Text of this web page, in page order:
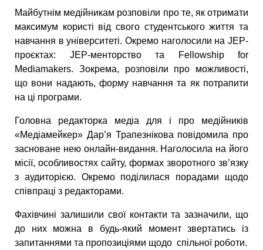
Майбутнім медійникам розповіли про те, як отримати
максимум користі від свого студентського життя та
навчання в університеті. Окремо наголосили на JEP-
проєктах: JEP-менторство та Fellowship for
Mediamakers. Зокрема, розповіли про можливості,
що вони надають, форму навчання та як потрапити
на ці програми.
Головна редакторка медіа для і про медійників
«Медіамейкер» Дар’я Трапезнікова повідомила про
засноване нею онлайн-видання. Наголосила на його
місії, особливостях сайту, формах зворотного зв’язку
з аудиторією. Окремо поділилася порадами щодо
співпраці з редакторами.
Фахівчині залишили свої контакти та зазначили, що
до них можна в будь-який момент звертатись із
запитаннями та пропозиціями щодо спільної роботи.